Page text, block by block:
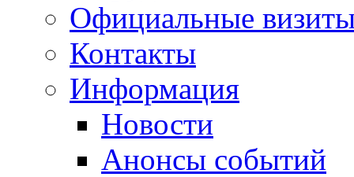
Официальные
Контакты
Информация
Новости
Анонсы событий